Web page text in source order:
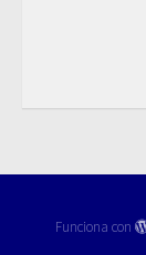
Funciona con